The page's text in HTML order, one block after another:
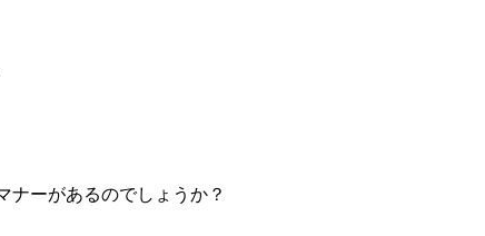
ナーがあるのでしょうか？